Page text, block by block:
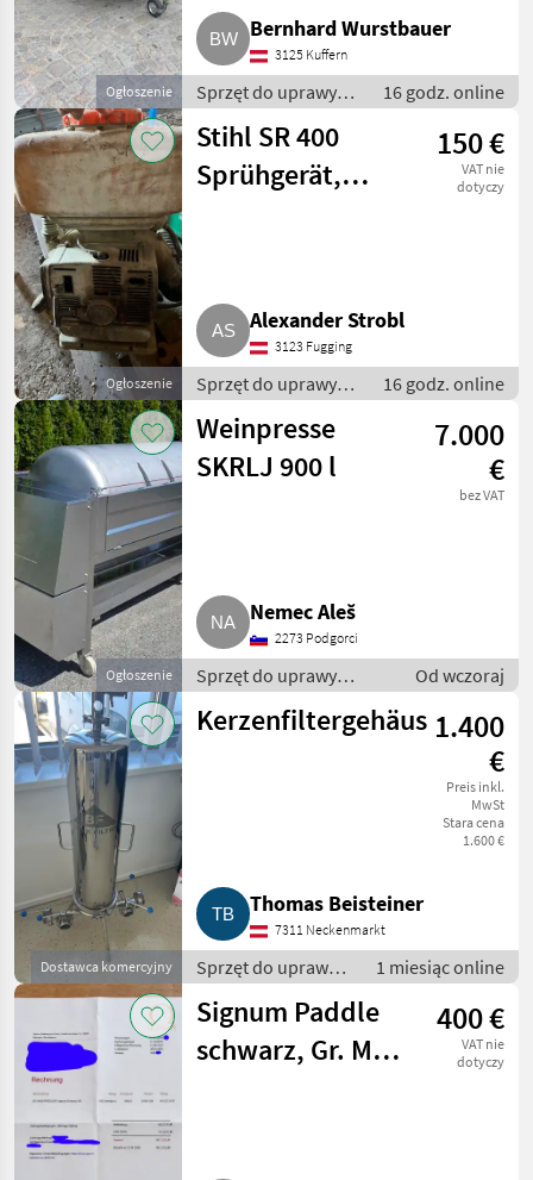
Ogłoszenie
Bernhard Wurstbauer
3125 Kuffern
Sprzęt do uprawy
winorośli / Inny
sprzęt do uprawy
winorośli
16 godz. online
Ogłoszenie
Stihl SR 400
Sprühgerät,
150 €
VAT nie
dotyczy
Alexander Strobl
3123 Fugging
Sprzęt do uprawy
winorośli / Inny
sprzęt do uprawy
winorośli
16 godz. online
Ogłoszenie
Weinpresse
SKRLJ 900 l
7.000
€
bez VAT
Nemec Aleš
2273 Podgorci
Sprzęt do uprawy
winorośli / Sprzęt dla
winiarni
Od wczoraj
Dostawca komercyjny
Kerzenfiltergehäuse1.400
€
Preis inkl.
MwSt
Stara cena
1.600 €
Thomas Beisteiner
7311 Neckenmarkt
Sprzęt do uprawy
winorośli / Sprzęt
dla winiarni
1 miesiąc online
Signum Paddle
schwarz, Gr. M,
400 €
VAT nie
dotyczy